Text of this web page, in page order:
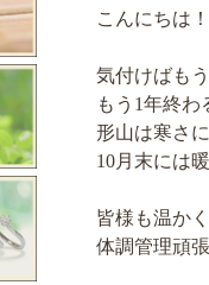
こんにちは
気付けばも
もう1年終わ
形山は寒さ
10月末には
皆様も温か
体調管理頑